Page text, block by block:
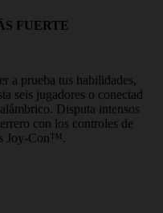
FUERTE
a prueba tus habilidades,
seis jugadores o conectad
Disputa intensos
con los controles de
Joy-Con™.